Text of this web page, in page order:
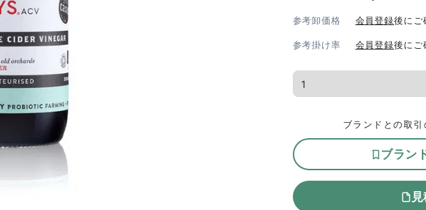
参考卸価格 会員登録後にご
参考掛け率 会員登録後にご
ブランドとの取
ブラン